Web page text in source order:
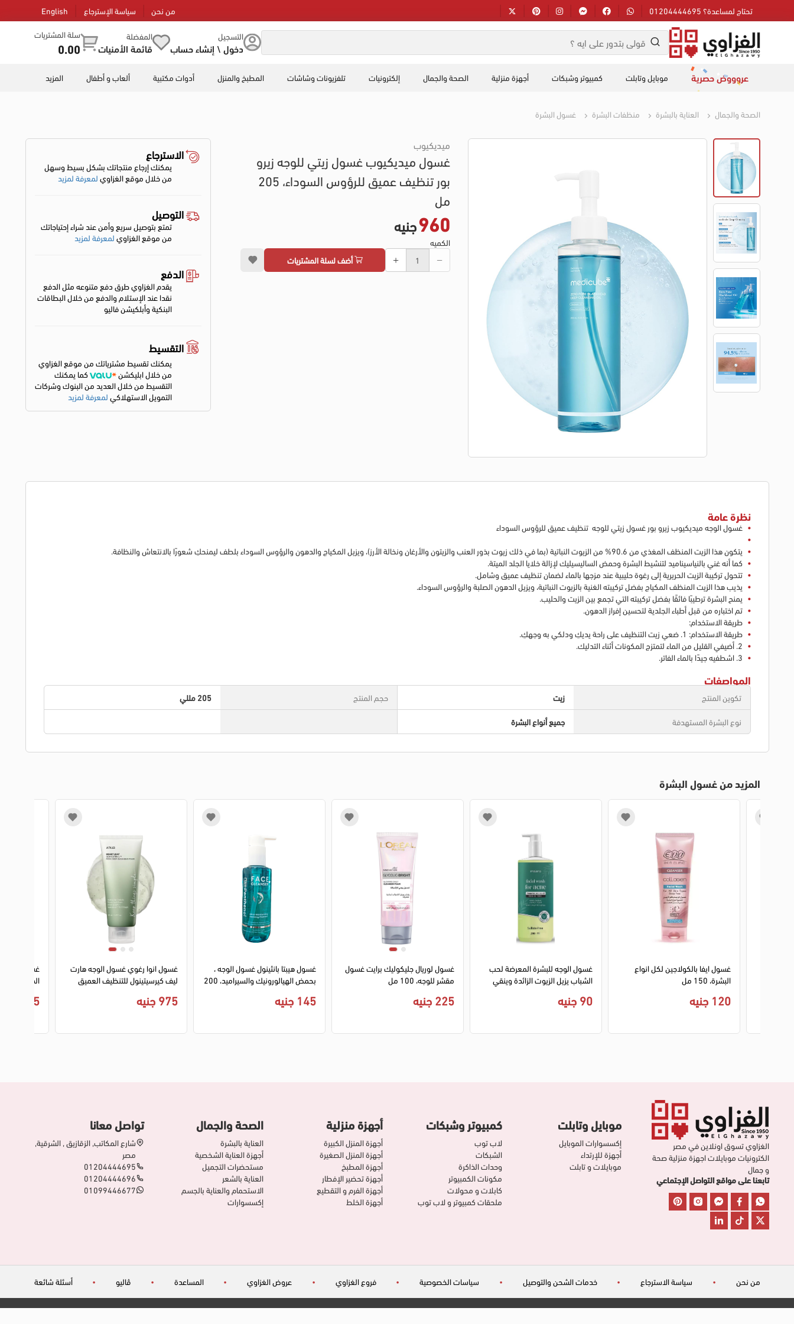
تحتاج لمساعدة؟ 01204444695 من نحن سياسة الإسترجاع English
التسجيل
دخول \ إنشاء حساب
المفضلة
قائمة الأمنيات
سلة المشتريات
0.00
عروووض حصرية موبايل وتابلت كمبيوتر وشبكات أجهزة منزلية الصحة والجمال إلكترونيات تلفزيونات وشاشات المطبخ والمنزل أدوات مكتبية ألعاب و أطفال المزيد
الصحة والجمال العناية بالبشرة منظفات البشرة غسول البشرة
ميديكيوب
غسول ميديكيوب غسول زيتي للوجه زيرو
بور تنظيف عميق للرؤوس السوداء، 205
مل
960جنيه
الكميه
أضف لسلة المشتريات
الاسترجاع
يمكنك إرجاع منتجاتك بشكل بسيط وسهل
من خلال موقع الغزاويلمعرفة لمزيد
التوصيل
تمتع بتوصيل سريع وأمن عند شراء إحتياجاتك
من موقع الغزاويلمعرفة لمزيد
الدفع
يقدم الغزاوي طرق دفع متنوعه مثل الدفع
نقدا عند الإستلام والدفع من خلال البطاقات
البنكية وأبلكيشن فاليو
التقسيط
يمكنك تقسيط مشترياتك من موقع الغزاوي
من خلال ابليكشن
كما يمكنك
التقسيط من خلال العديد من البنوك وشركات
التمويل الاستهلاكيلمعرفة لمزيد
نظرة عامة
غسول الوجه ميديكيوب زيرو بور غسول زيتي للوجه تنظيف عميق للرؤوس السوداء
يتكون هذا الزيت المنظف المغذي من 90.6% من الزيوت النباتية (بما في ذلك زيوت بذور العنب والزيتون والأرغان ونخالة الأرز)، ويزيل المكياج والدهون والرؤوس السوداء بلطف ليمنحكِ شعورًا بالانتعاش والنظافة.
كما أنه غني بالنياسيناميد لتنشيط البشرة وحمض الساليسيليك لإزالة خلايا الجلد الميتة.
تتحول تركيبة الزيت الحريرية إلى رغوة حليبية عند مزجها بالماء لضمان تنظيف عميق وشامل.
يذيب هذا الزيت المنظف المكياج بفضل تركيبته الغنية بالزيوت النباتية، ويزيل الدهون الصلبة والرؤوس السوداء.
يمنح البشرة ترطيبًا فائقًا بفضل تركيبته التي تجمع بين الزيت والحليب.
تم اختباره من قبل أطباء الجلدية لتحسين إفراز الدهون.
طريقة الاستخدام:
طريقة الاستخدام: 1. ضعي زيت التنظيف على راحة يديكِ ودلكي به وجهكِ.
2. أضيفي القليل من الماء لتمتزج المكونات أثناء التدليك.
3. اشطفيه جيدًا بالماء الفاتر.
المواصفات
تكوين المنتج زيت حجم المنتج
205 مللي
نوع البشرة المستهدفة
جميع أنواع البشرة
المزيد من غسول البشرة
غسول
الدهنية
205 جنيه
غسول انوا رغوي غسول الوجه هارت
ليف كيرسيتينول للتنظيف العميق
975 جنيه
غسول هيبتا بانثينول غسول الوجه ،
بحمض الهيالورونيك والسيراميد، 200
145 جنيه
غسول لوريال جليكوليك برايت غسول
مقشر للوجه، 100 مل
225 جنيه
غسول الوجه للبشرة المعرضة لحب
الشباب يزيل الزيوت الزائدة وينقي
90 جنيه
غسول ايفا بالكولاجين لكل انواع
البشرة، 150 مل
120 جنيه
الغزاوي تسوق اونلاين في مصر
الكترونيات موبايلات اجهزة منزلية صحة
و جمال
تابعنا على مواقع التواصل الإجتماعي
موبايل وتابلت
إكسسوارات الموبايل
أجهزة للإرتداء
موبايلات و تابلت
كمبيوتر وشبكات
لاب توب
الشبكات
وحدات الذاكرة
مكونات الكمبيوتر
كابلات و محولات
ملحقات كمبيوتر و لاب توب
أجهزة منزلية
أجهزة المنزل الكبيرة
أجهزة المنزل الصغيرة
أجهزة المطبخ
أجهزة تحضير الإفطار
أجهزة الفرم و التقطيع
أجهزة الخلط
الصحة والجمال
العناية بالبشرة
أجهزة العناية الشخصية
مستحضرات التجميل
العناية بالشعر
الاستحمام والعناية بالجسم
إكسسوارات
تواصل معانا
شارع المكاتب, الزقازيق , الشرقية,
مصر
01204444695
01204444696
01099446677
من نحن • سياسة الاسترجاع • خدمات الشحن والتوصيل • سياسات الخصوصية • فروع الغزاوي • عروض الغزاوي • المساعدة • ڤاليو • أسئلة شائعة